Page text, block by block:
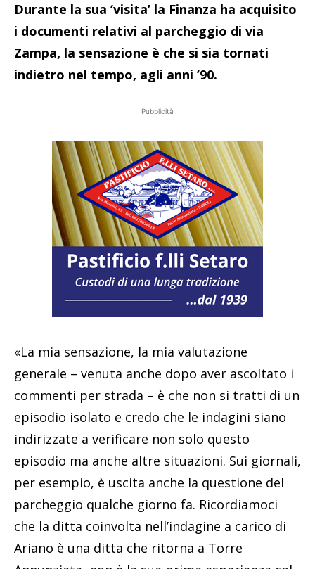
Durante la sua ‘visita’ la Finanza ha acquisito
i documenti relativi al parcheggio di via
Zampa, la sensazione è che si sia tornati
indietro nel tempo, agli anni ’90.
Pubblicità
«La mia sensazione, la mia valutazione
generale – venuta anche dopo aver ascoltato i
commenti per strada – è che non si tratti di un
episodio isolato e credo che le indagini siano
indirizzate a verificare non solo questo
episodio ma anche altre situazioni. Sui giornali,
per esempio, è uscita anche la questione del
parcheggio qualche giorno fa. Ricordiamoci
che la ditta coinvolta nell’indagine a carico di
Ariano è una ditta che ritorna a Torre